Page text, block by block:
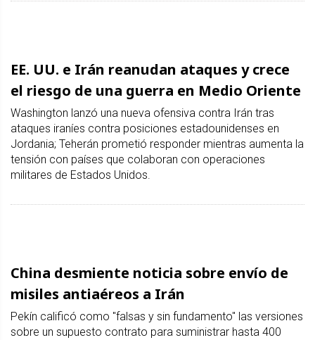
EE. UU. e Irán reanudan ataques y crece
el riesgo de una guerra en Medio Oriente
Washington lanzó una nueva ofensiva contra Irán tras
ataques iraníes contra posiciones estadounidenses en
Jordania; Teherán prometió responder mientras aumenta la
tensión con países que colaboran con operaciones
militares de Estados Unidos.
China desmiente noticia sobre envío de
misiles antiaéreos a Irán
Pekín calificó como "falsas y sin fundamento" las versiones
sobre un supuesto contrato para suministrar hasta 400